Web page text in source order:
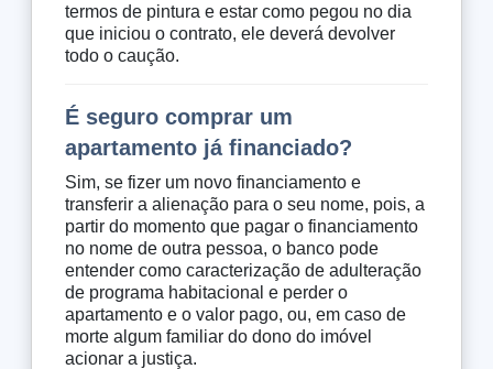
termos de pintura e estar como pegou no dia
que iniciou o contrato, ele deverá devolver
todo o caução.
É seguro comprar um
apartamento já financiado?
Sim, se fizer um novo financiamento e
transferir a alienação para o seu nome, pois, a
partir do momento que pagar o financiamento
no nome de outra pessoa, o banco pode
entender como caracterização de adulteração
de programa habitacional e perder o
apartamento e o valor pago, ou, em caso de
morte algum familiar do dono do imóvel
acionar a justiça.